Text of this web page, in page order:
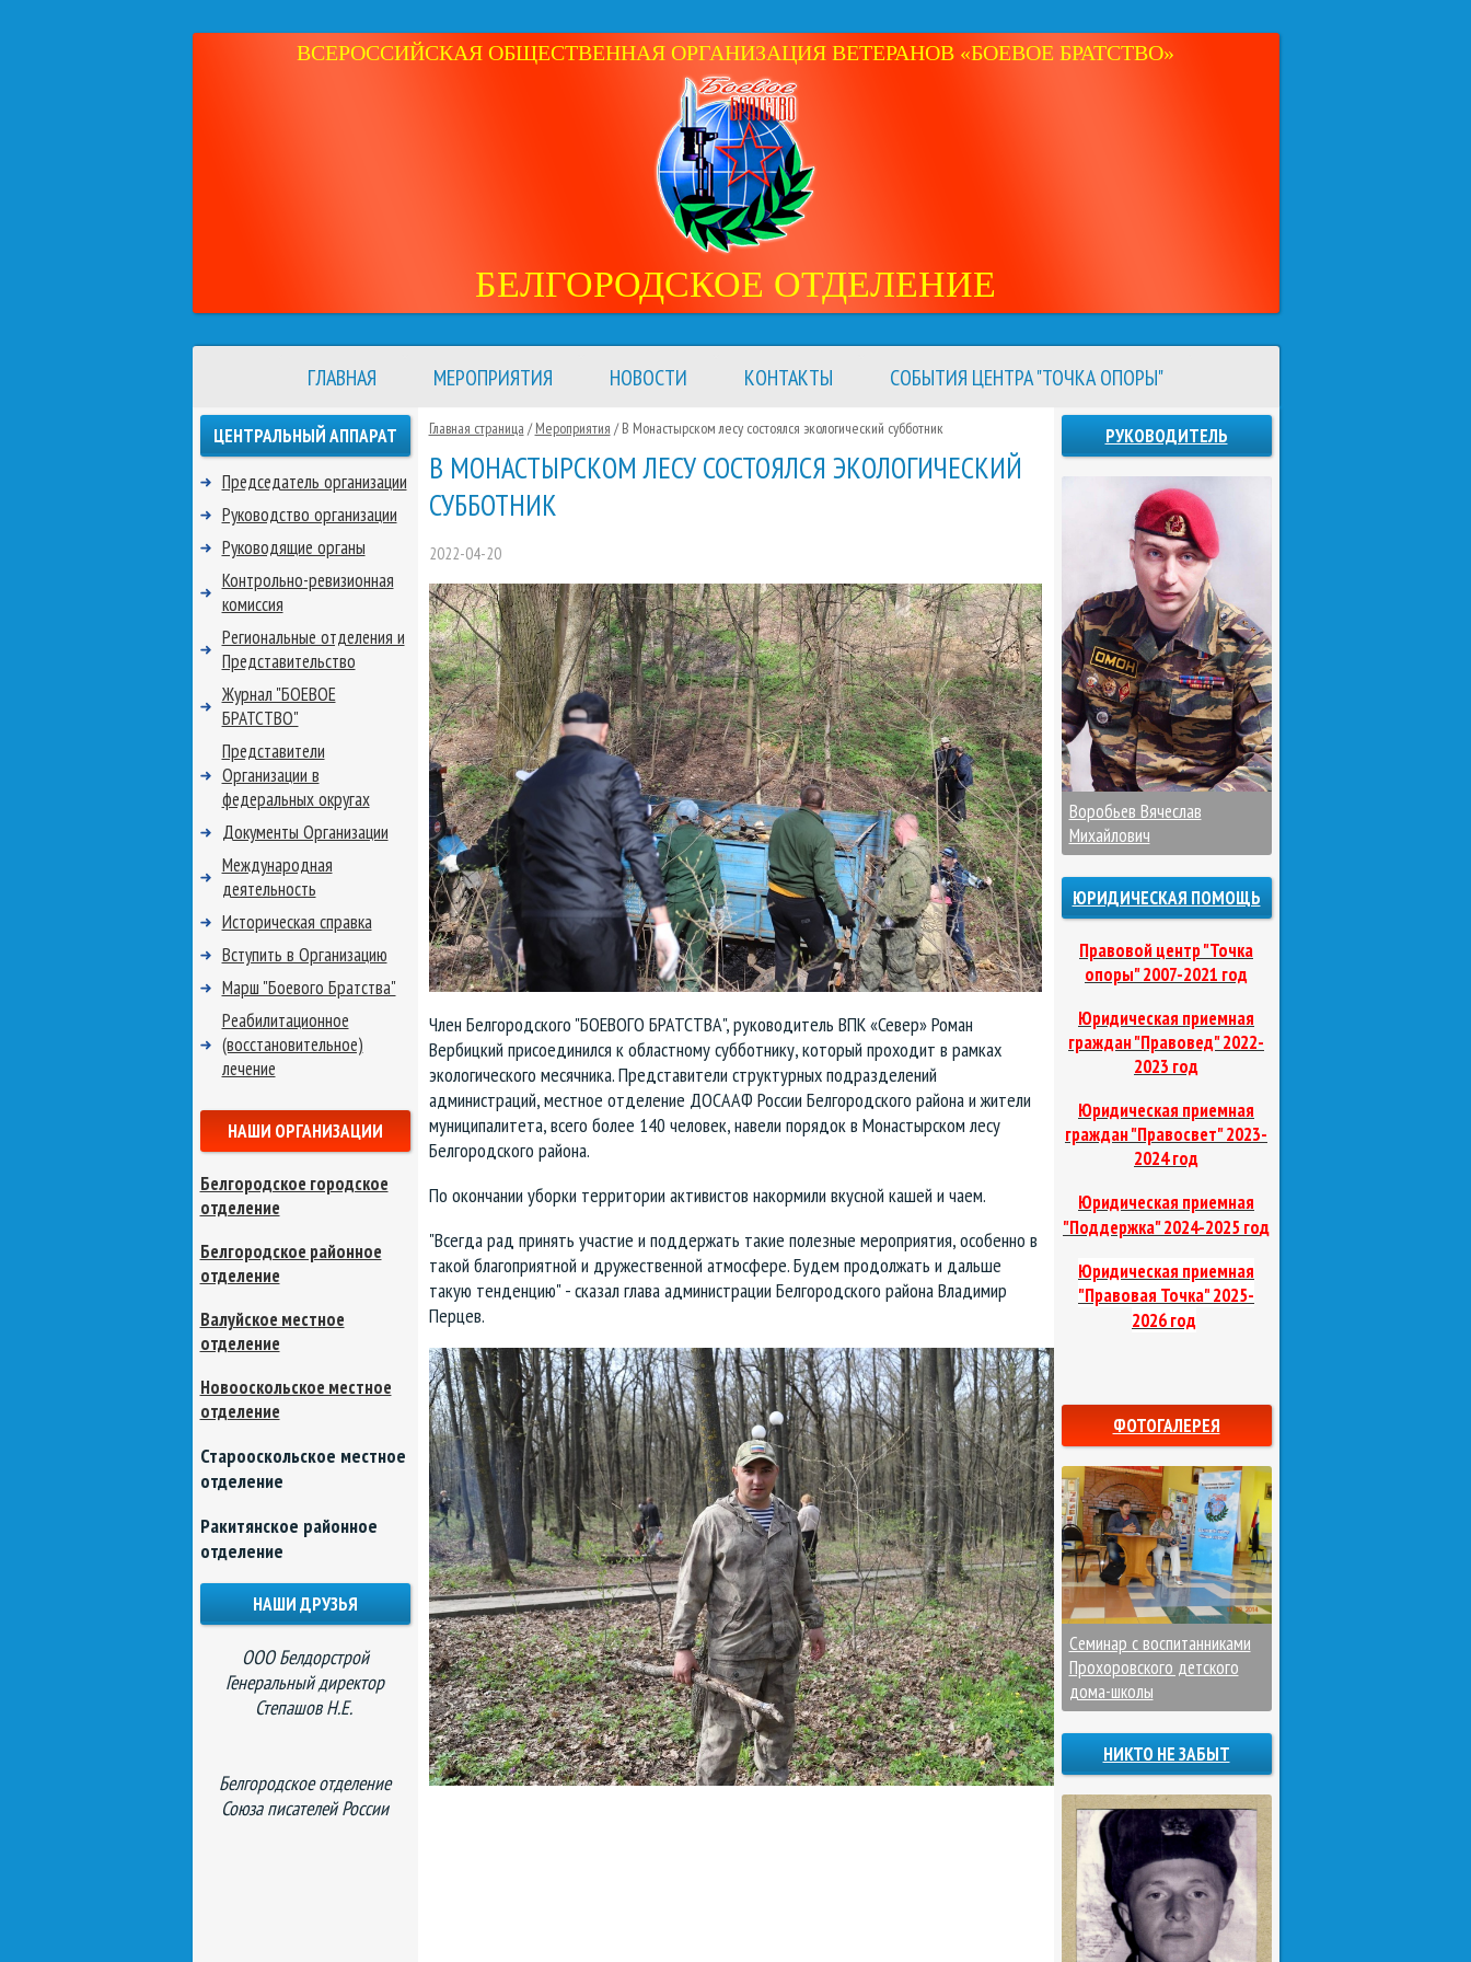
ВСЕРОССИЙСКАЯ ОБЩЕСТВЕННАЯ ОРГАНИЗАЦИЯ ВЕТЕРАНОВ «БОЕВОЕ БРАТСТВО»
БЕЛГОРОДСКОЕ ОТДЕЛЕНИЕ
ГЛАВНАЯ МЕРОПРИЯТИЯ НОВОСТИ КОНТАКТЫ СОБЫТИЯ ЦЕНТРА "ТОЧКА ОПОРЫ"
Главная страница /Мероприятия /В Монастырском лесу состоялся экологический субботник
В МОНАСТЫРСКОМ ЛЕСУ СОСТОЯЛСЯ ЭКОЛОГИЧЕСКИЙ
СУББОТНИК
2022-04-20
Член Белгородского "БОЕВОГО БРАТСТВА", руководитель ВПК «Север» Роман
Вербицкий присоединился к областному субботнику, который проходит в рамках
экологического месячника. Представители структурных подразделений
администраций, местное отделение ДОСААФ России Белгородского района и жители
муниципалитета, всего более 140 человек, навели порядок в Монастырском лесу
Белгородского района.
По окончании уборки территории активистов накормили вкусной кашей и чаем.
"Всегда рад принять участие и поддержать такие полезные мероприятия, особенно в
такой благоприятной и дружественной атмосфере. Будем продолжать и дальше
такую тенденцию" - сказал глава администрации Белгородского района Владимир
Перцев.
ЦЕНТРАЛЬНЫЙ АППАРАТ
Председатель организации
Руководство организации
Руководящие органы
Контрольно-ревизионная
комиссия
Региональные отделения и
Представительство
Журнал "БОЕВОЕ
БРАТСТВО"
Представители
Организации в
федеральных округах
Документы Организации
Международная
деятельность
Историческая справка
Вступить в Организацию
Марш "Боевого Братства"
Реабилитационное
(восстановительное)
лечение
НАШИ ОРГАНИЗАЦИИ
Белгородское городское
отделение
Белгородское районное
отделение
Валуйское местное
отделение
Новооскольское местное
отделение
Старооскольское местное
отделение
Ракитянское районное
отделение
НАШИ ДРУЗЬЯ
ООО Белдорстрой
Генеральный директор
Степашов Н.Е.
Белгородское отделение
Союза писателей России
РУКОВОДИТЕЛЬ
Воробьев Вячеслав
Михайлович
ЮРИДИЧЕСКАЯ ПОМОЩЬ
Правовой центр "Точка
опоры" 2007-2021 год
Юридическая приемная
граждан "Правовед"2022-
2023 год
Юридическая приемная
граждан "Правосвет"2023-
2024 год
Юридическая приемная
"Поддержка"2024-2025 год
Юридическая приемная
"Правовая Точка"2025-
2026 год
ФОТОГАЛЕРЕЯ
Семинар с воспитанниками
Прохоровского детского
дома-школы
НИКТО НЕ ЗАБЫТ